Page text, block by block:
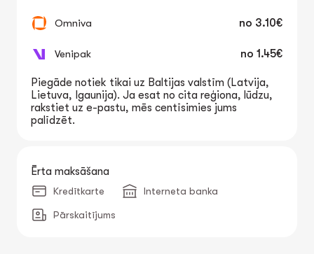
Omniva no 3.10€
Venipak no 1.45€
Piegāde notiek tikai uz Baltijas valstīm (Latvija,
Lietuva, Igaunija). Ja esat no cita reģiona, lūdzu,
rakstiet uz e-pastu, mēs centīsimies jums
palīdzēt.
Ērta maksāšana
Kredītkarte Interneta banka
Pārskaitījums